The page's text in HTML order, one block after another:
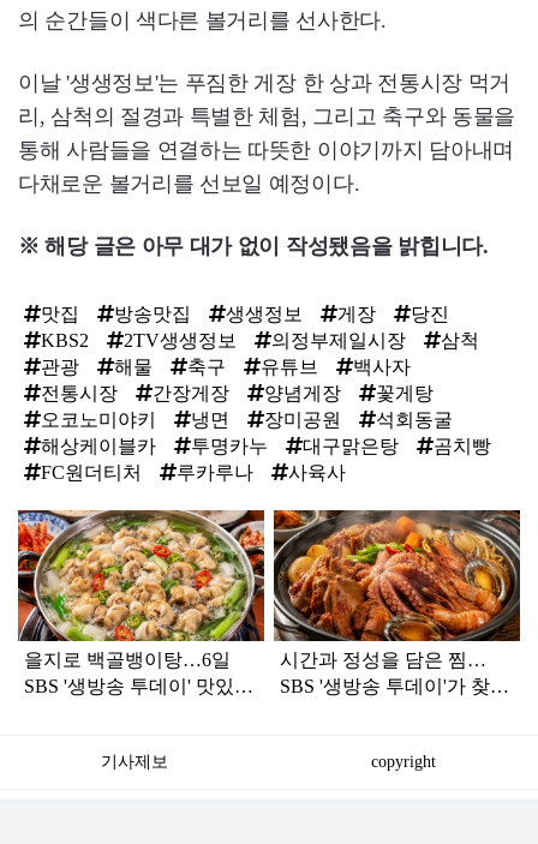
의 순간들이 색다른 볼거리를 선사한다.
이날 '생생정보'는 푸짐한 게장 한 상과 전통시장 먹거
리, 삼척의 절경과 특별한 체험, 그리고 축구와 동물을
통해 사람들을 연결하는 따뜻한 이야기까지 담아내며
다채로운 볼거리를 선보일 예정이다.
※ 해당 글은 아무 대가 없이 작성됐음을 밝힙니다.
맛집 방송맛집 생생정보 게장
당진
KBS2
2TV생생정보 의정부제일시장
삼척
관광
해물 축구 유튜브
백사자
전통시장
간장게장 양념게장
꽃게탕
오코노미야키
냉면 장미공원
석회동굴
해상케이블카
투명카누 대구맑은탕
곰치빵
FC원더티처
루카루나 사육사
탑
라
인
을지로 백골뱅이탕…6일
SBS '생방송 투데이' 맛있는
시간과 정성을 담은 찜…
SBS '생방송 투데이'가 찾아
기사제보 copyright